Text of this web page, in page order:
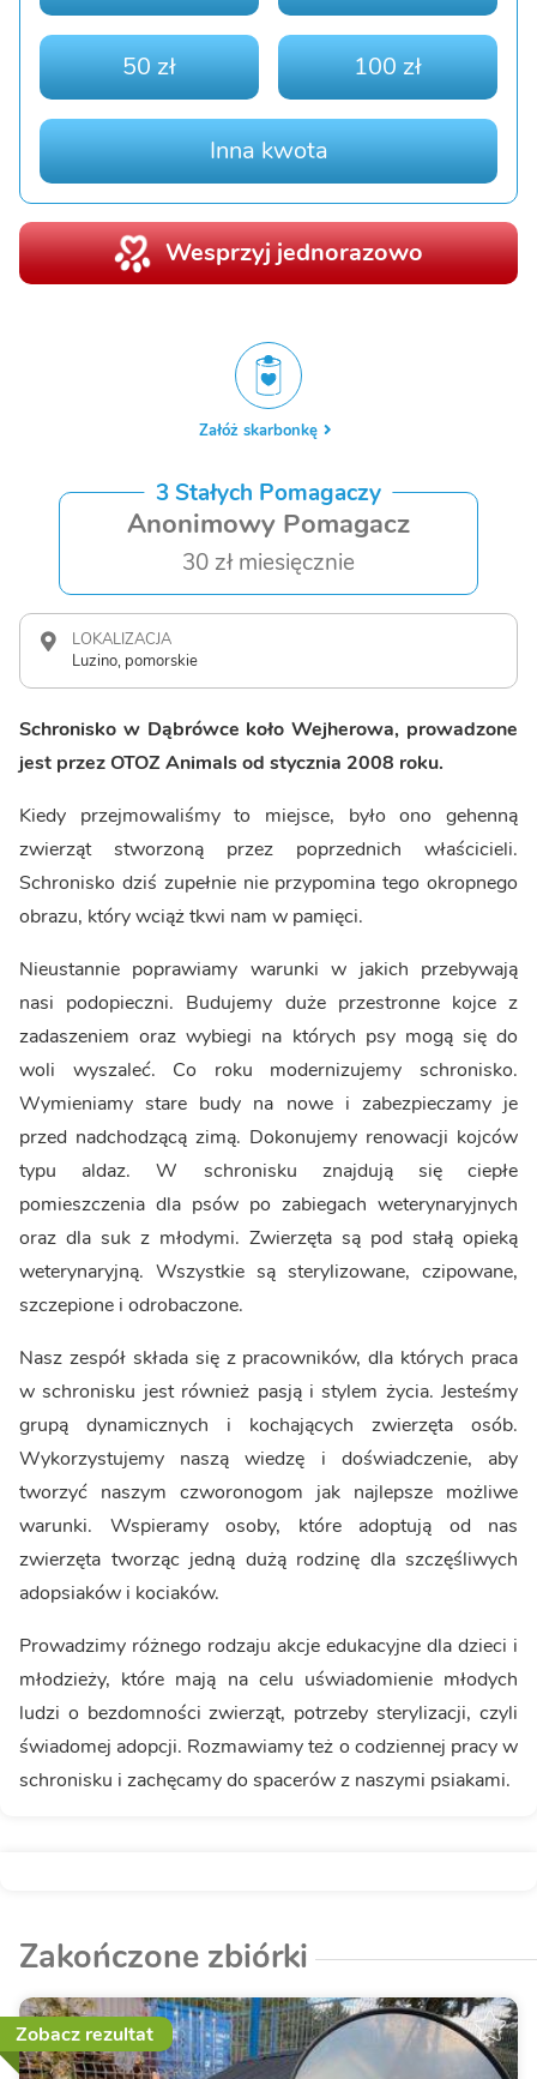
50 zł 100 zł
Inna kwota
Wesprzyj jednorazowo
Załóż skarbonkę
3 Stałych Pomagaczy
Anonimowy Pomagacz
30 zł miesięcznie
LOKALIZACJA
Luzino, pomorskie
Schronisko w Dąbrówce koło Wejherowa, prowadzone
jest przez OTOZ Animals od stycznia 2008 roku.
Kiedy przejmowaliśmy to miejsce, było ono gehenną
zwierząt stworzoną przez poprzednich właścicieli.
Schronisko dziś zupełnie nie przypomina tego okropnego
obrazu, który wciąż tkwi nam w pamięci.
Nieustannie poprawiamy warunki w jakich przebywają
nasi podopieczni. Budujemy duże przestronne kojce z
zadaszeniem oraz wybiegi na których psy mogą się do
woli wyszaleć. Co roku modernizujemy schronisko.
Wymieniamy stare budy na nowe i zabezpieczamy je
przed nadchodzącą zimą. Dokonujemy renowacji kojców
typu aldaz. W schronisku znajdują się ciepłe
pomieszczenia dla psów po zabiegach weterynaryjnych
oraz dla suk z młodymi. Zwierzęta są pod stałą opieką
weterynaryjną. Wszystkie są sterylizowane, czipowane,
szczepione i odrobaczone.
Nasz zespół składa się z pracowników, dla których praca
w schronisku jest również pasją i stylem życia. Jesteśmy
grupą dynamicznych i kochających zwierzęta osób.
Wykorzystujemy naszą wiedzę i doświadczenie, aby
tworzyć naszym czworonogom jak najlepsze możliwe
warunki. Wspieramy osoby, które adoptują od nas
zwierzęta tworząc jedną dużą rodzinę dla szczęśliwych
adopsiaków i kociaków.
Prowadzimy różnego rodzaju akcje edukacyjne dla dzieci i
młodzieży, które mają na celu uświadomienie młodych
ludzi o bezdomności zwierząt, potrzeby sterylizacji, czyli
świadomej adopcji. Rozmawiamy też o codziennej pracy w
schronisku i zachęcamy do spacerów z naszymi psiakami.
Zakończone zbiórki
Zobacz rezultat